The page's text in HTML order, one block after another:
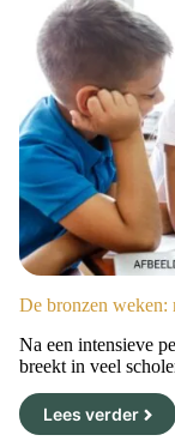
De bronzen weken:
Na een intensieve
breekt in veel
Lees verder